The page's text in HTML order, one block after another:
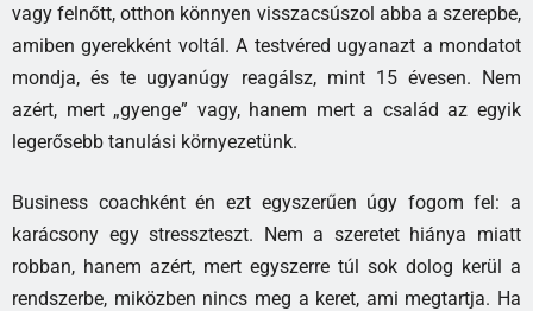
vagy felnőtt, otthon könnyen visszacsúszol abba a szerepbe,
amiben gyerekként voltál. A testvéred ugyanazt a mondatot
mondja, és te ugyanúgy reagálsz, mint 15 évesen. Nem
azért, mert „gyenge” vagy, hanem mert a család az egyik
legerősebb tanulási környezetünk.
Business coachként én ezt egyszerűen úgy fogom fel: a
karácsony egy stresszteszt. Nem a szeretet hiánya miatt
robban, hanem azért, mert egyszerre túl sok dolog kerül a
rendszerbe, miközben nincs meg a keret, ami megtartja. Ha